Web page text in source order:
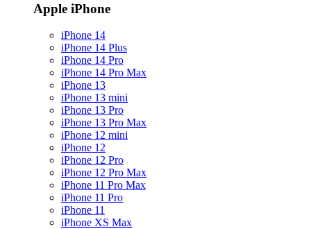
Apple iPhone
iPhone 14
iPhone 14 Plus
iPhone 14 Pro
iPhone 14 Pro Max
iPhone 13
iPhone 13 mini
iPhone 13 Pro
iPhone 13 Pro Max
iPhone 12 mini
iPhone 12
iPhone 12 Pro
iPhone 12 Pro Max
iPhone 11 Pro Max
iPhone 11 Pro
iPhone 11
iPhone XS Max